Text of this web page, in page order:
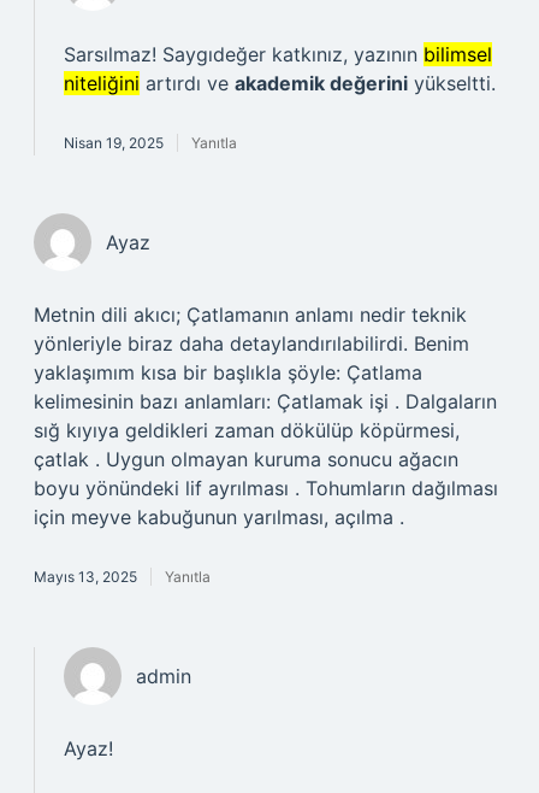
Sarsılmaz! Saygıdeğer katkınız, yazının bilimsel
niteliğini artırdı ve akademik değerini yükseltti.
Nisan 19, 2025 Yanıtla
Ayaz
Metnin dili akıcı; Çatlamanın anlamı nedir teknik
yönleriyle biraz daha detaylandırılabilirdi. Benim
yaklaşımım kısa bir başlıkla şöyle: Çatlama
kelimesinin bazı anlamları: Çatlamak işi . Dalgaların
sığ kıyıya geldikleri zaman dökülüp köpürmesi,
çatlak . Uygun olmayan kuruma sonucu ağacın
boyu yönündeki lif ayrılması . Tohumların dağılması
için meyve kabuğunun yarılması, açılma .
Mayıs 13, 2025 Yanıtla
admin
Ayaz!